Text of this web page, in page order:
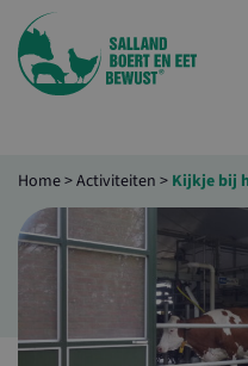
Home>Activiteiten > Kijkje bij